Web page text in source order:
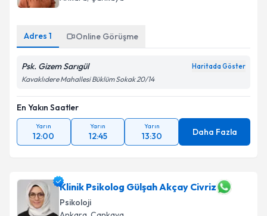
Adres 1 Online Görüşme
Psk. Gizem Sarıgül Haritada Göster
Kavaklıdere Mahallesi Büklüm Sokak 20/14
En Yakın Saatler
Yarın
12:00
Yarın
12:45
Yarın
13:30 Daha Fazla
Klinik Psikolog Gülşah Akçay Civriz
Psikoloji